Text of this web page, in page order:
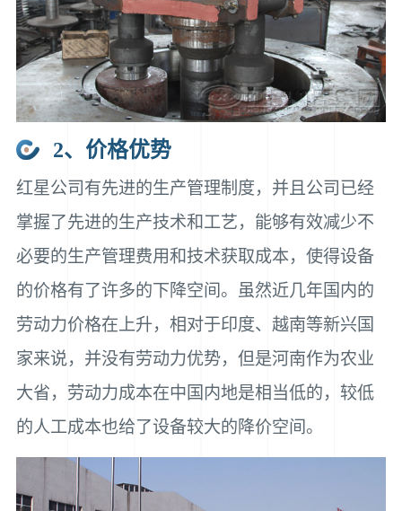
2、价格优势
红星公司有先进的生产管理制度，并且公司已经
掌握了先进的生产技术和工艺，能够有效减少不
必要的生产管理费用和技术获取成本，使得设备
的价格有了许多的下降空间。虽然近几年国内的
劳动力价格在上升，相对于印度、越南等新兴国
家来说，并没有劳动力优势，但是河南作为农业
大省，劳动力成本在中国内地是相当低的，较低
的人工成本也给了设备较大的降价空间。